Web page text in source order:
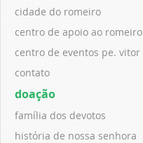
cidade do romeiro
centro de apoio ao romeiro
centro de eventos pe. vitor
contato
doação
família dos devotos
história de nossa senhora